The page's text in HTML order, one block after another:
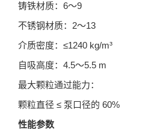
铸铁材质：6～9
不锈钢材质：2～13
介质密度：≤1240 kg/m³
自吸高度：4.5～5.5 m
最大颗粒通过能力：
颗粒直径 ≤ 泵口径的 60%
性能参数